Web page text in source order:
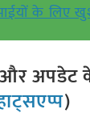
के लिए
और
)